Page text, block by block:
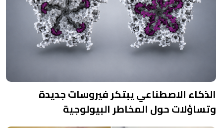
الذكاء الاصطناعي يبتكر فيروسات جديدة
وتساؤلات حول المخاطر البيولوجية